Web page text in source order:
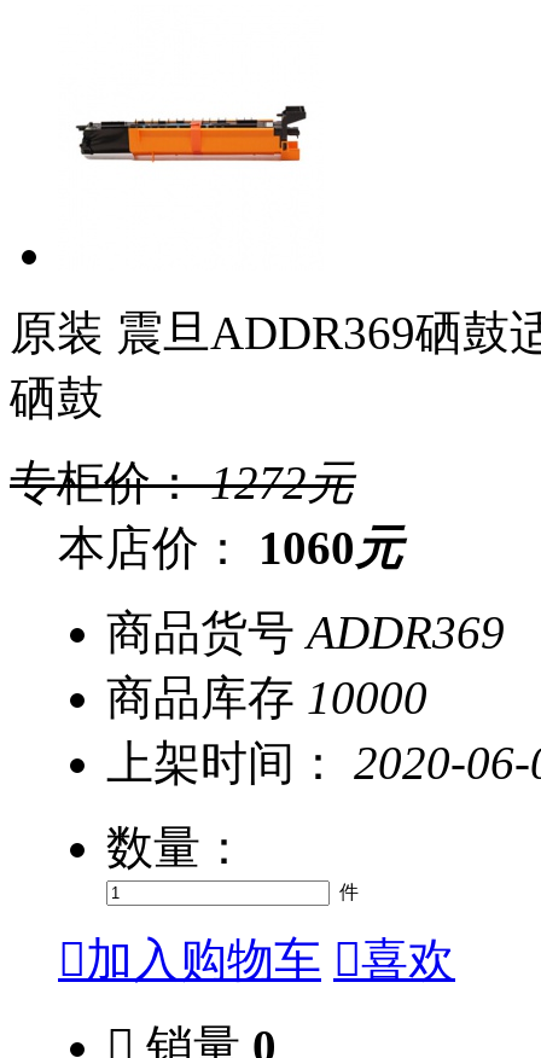
原装 震旦ADDR369硒鼓
硒鼓
专柜价：1272元
本店价：
1060元
商品货号 ADDR369
商品库存 10000
上架时间：
2020-06-
数量：
件
加入购物车 喜欢
 销量 0